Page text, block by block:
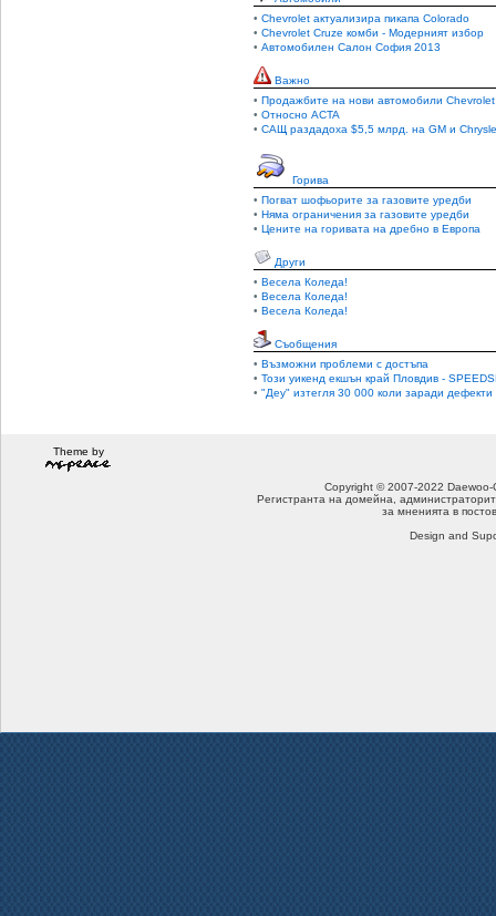
• Chevrolet актуализира пикапа Colorado
• Chevrolet Cruze комби - Модерният избор
• Автомобилен Салон София 2013
Важно
• Продажбите на нови автомобили Chevrolet
• Относно ACTA
• САЩ раздадоха $5,5 млрд. на GM и
Горива
• Погват шофьорите за газовите уредби
• Няма ограничения за газовите уредби
• Цените на горивата на дребно в Европа
Други
• Весела Коледа!
• Весела Коледа!
• Весела Коледа!
Съобщения
• Възможни проблеми с достъпа
• Този уикенд екшън край Пловдив -
• "Деу" изтегля 30 000 коли заради дефекти
Theme by
Copyright © 2007-2022
Регистранта на домейна,
за мненията в
Design and